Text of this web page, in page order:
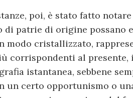
poi, è stato fatto
di patrie di origine possano
modo cristallizzato,
corrispondenti al
istantanea, sebbene
un certo opportunismo o